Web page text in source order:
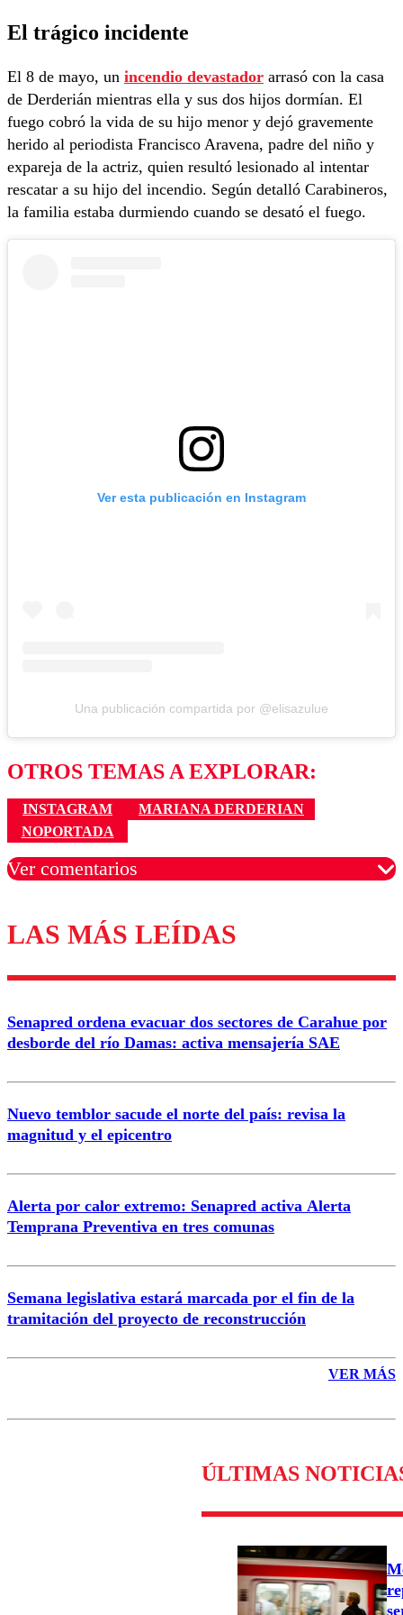
El trágico incidente
El 8 de mayo, un incendio devastador arrasó con la casa
de Derderián mientras ella y sus dos hijos dormían. El
fuego cobró la vida de su hijo menor y dejó gravemente
herido al periodista Francisco Aravena, padre del niño y
expareja de la actriz, quien resultó lesionado al intentar
rescatar a su hijo del incendio. Según detalló Carabineros,
la familia estaba durmiendo cuando se desató el fuego.
Ver esta publicación en Instagram
Una publicación compartida por @elisazulue
OTROS TEMAS A EXPLORAR:
INSTAGRAM
MARIANA DERDERIAN
NOPORTADA
Ver comentarios
Los comentarios son moderados para garantizar un
diálogo respetuoso.
Nombre
Correo
LAS MÁS LEÍDAS
Senapred ordena evacuar dos sectores de Carahue por
desborde del río Damas: activa mensajería SAE
Nuevo temblor sacude el norte del país: revisa la
magnitud y el epicentro
Alerta por calor extremo: Senapred activa Alerta
Temprana Preventiva en tres comunas
Semana legislativa estará marcada por el fin de la
tramitación del proyecto de reconstrucción
VER MÁS
ÚLTIMAS